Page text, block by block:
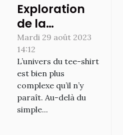
Exploration
de la
production et
de l'économie
du tee-shirt
Mardi 29 août 2023
14:12
L’univers du tee-shirt
est bien plus
complexe qu’il n’y
paraît. Au-delà du
simple...